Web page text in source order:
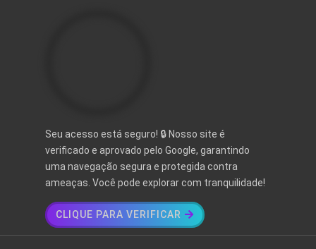
Seu acesso está seguro! 🔒 Nosso site é
verificado e aprovado pelo Google, garantindo
uma navegação segura e protegida contra
ameaças. Você pode explorar com tranquilidade!
CLIQUE PARA VERIFICAR